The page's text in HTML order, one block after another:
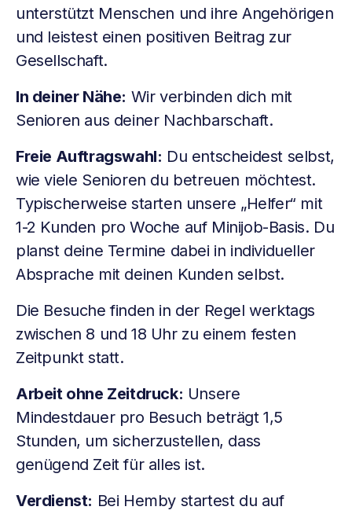
unterstützt Menschen und ihre Angehörigen
und leistest einen positiven Beitrag zur
Gesellschaft.
In deiner Nähe: Wir verbinden dich mit
Senioren aus deiner Nachbarschaft.
Freie Auftragswahl: Du entscheidest selbst,
wie viele Senioren du betreuen möchtest.
Typischerweise starten unsere „Helfer“ mit
1-2 Kunden pro Woche auf Minijob-Basis. Du
planst deine Termine dabei in individueller
Absprache mit deinen Kunden selbst.
Die Besuche finden in der Regel werktags
zwischen 8 und 18 Uhr zu einem festen
Zeitpunkt statt.
Arbeit ohne Zeitdruck: Unsere
Mindestdauer pro Besuch beträgt 1,5
Stunden, um sicherzustellen, dass
genügend Zeit für alles ist.
Verdienst: Bei Hemby startest du auf